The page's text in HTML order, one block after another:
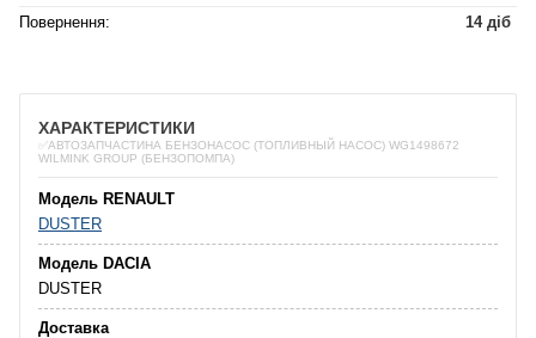
Повернення:
14 діб
ХАРАКТЕРИСТИКИ
✅АВТОЗАПЧАСТИНА БЕНЗОНАСОС (ТОПЛИВНЫЙ НАСОС) WG1498672
WILMINK GROUP (БЕНЗОПОМПА)
Модель RENAULT
DUSTER
Модель DACIA
DUSTER
Доставка